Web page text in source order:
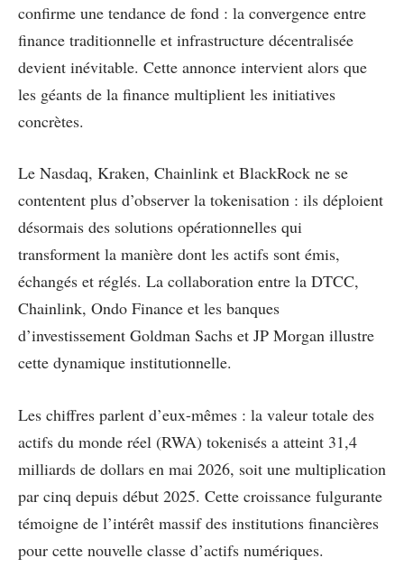
confirme une tendance de fond : la convergence entre
finance traditionnelle et infrastructure décentralisée
devient inévitable. Cette annonce intervient alors que
les géants de la finance multiplient les initiatives
concrètes.
Le Nasdaq, Kraken, Chainlink et BlackRock ne se
contentent plus d’observer la tokenisation : ils déploient
désormais des solutions opérationnelles qui
transforment la manière dont les actifs sont émis,
échangés et réglés. La collaboration entre la DTCC,
Chainlink, Ondo Finance et les banques
d’investissement Goldman Sachs et JP Morgan illustre
cette dynamique institutionnelle.
Les chiffres parlent d’eux-mêmes : la valeur totale des
actifs du monde réel (RWA) tokenisés a atteint 31,4
milliards de dollars en mai 2026, soit une multiplication
par cinq depuis début 2025. Cette croissance fulgurante
témoigne de l’intérêt massif des institutions financières
pour cette nouvelle classe d’actifs numériques.